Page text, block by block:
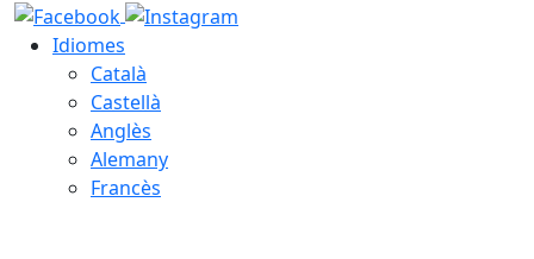
Idiomes
Català
Castellà
Anglès
Alemany
Francès